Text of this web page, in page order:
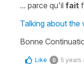
... parce qu'il fait
Talking about the
Bonne
Like 0 5 years